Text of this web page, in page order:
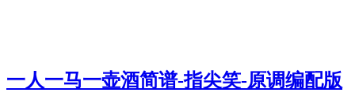
一人一马一壶酒简谱-指尖笑-原调编配版